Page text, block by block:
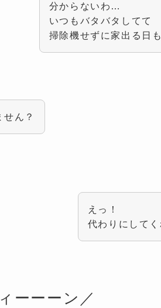
分からないわ…
いつもバタバタしてて
掃除機せずに家出る日
ん？
えっ！
代わりにしてく
ーーーン／